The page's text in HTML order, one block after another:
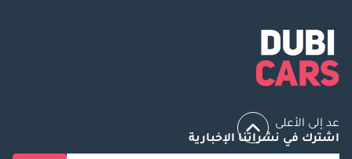
عد إلى الأعلى
اشترك في نشراتنا الإخبارية